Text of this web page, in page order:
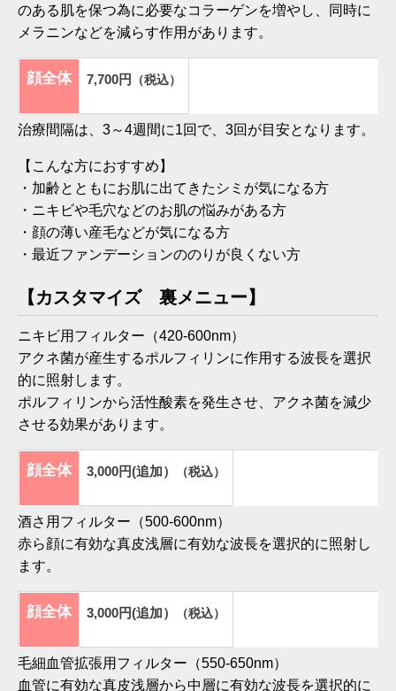
のある肌を保つ為に必要なコラーゲンを増やし、同時に
メラニンなどを減らす作用があります。
顔全体 7,700円 （税込）
治療間隔は、3～4週間に1回で、3回が目安となります。
【こんな方におすすめ】
・加齢とともにお肌に出てきたシミが気になる方
・ニキビや毛穴などのお肌の悩みがある方
・顔の薄い産毛などが気になる方
・最近ファンデーションののりが良くない方
【カスタマイズ 裏メニュー】
ニキビ用フィルター（420-600nm）
アクネ菌が産生するポルフィリンに作用する波長を選択
的に照射します。
ポルフィリンから活性酸素を発生させ、アクネ菌を減少
させる効果があります。
顔全体 3,000円(追加） （税込）
酒さ用フィルター（500-600nm）
赤ら顔に有効な真皮浅層に有効な波長を選択的に照射し
ます。
顔全体 3,000円(追加） （税込）
毛細血管拡張用フィルター（550-650nm）
血管に有効な真皮浅層から中層に有効な波長を選択的に